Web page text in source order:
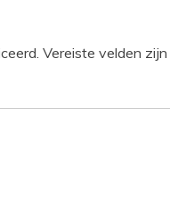
Vereiste velden